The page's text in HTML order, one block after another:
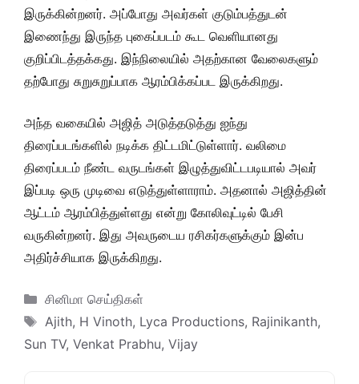
இருக்கின்றனர். அப்போது அவர்கள் குடும்பத்துடன்
இணைந்து இருந்த புகைப்படம் கூட வெளியானது
குறிப்பிடத்தக்கது. இந்நிலையில் அதற்கான வேலைகளும்
தற்போது சுறுசுறுப்பாக ஆரம்பிக்கப்பட இருக்கிறது.
அந்த வகையில் அஜித் அடுத்தடுத்து ஐந்து
திரைப்படங்களில் நடிக்க திட்டமிட்டுள்ளார். வலிமை
திரைப்படம் நீண்ட வருடங்கள் இழுத்துவிட்டபடியால் அவர்
இப்படி ஒரு முடிவை எடுத்துள்ளாராம். அதனால் அஜித்தின்
ஆட்டம் ஆரம்பித்துள்ளது என்று கோலிவுட்டில் பேசி
வருகின்றனர். இது அவருடைய ரசிகர்களுக்கும் இன்ப
அதிர்ச்சியாக இருக்கிறது.
Categories
சினிமா செய்திகள்
Tags
Ajith, H Vinoth, Lyca Productions, Rajinikanth,
Sun TV, Venkat Prabhu, Vijay